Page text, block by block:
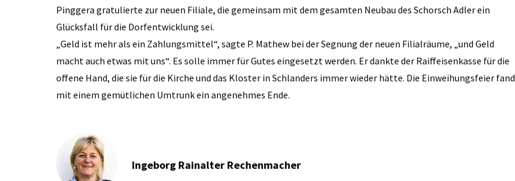
Pinggera gratulierte zur neuen Filiale, die gemeinsam mit dem gesamten Neubau des Schorsch Adler ein
Glücksfall für die Dorfentwicklung sei.
„Geld ist mehr als ein Zahlungsmittel“, sagte P. Mathew bei der Segnung der neuen Filialräume, „und Geld
macht auch etwas mit uns“. Es solle immer für Gutes eingesetzt werden. Er dankte der Raiffeisenkasse für die
offene Hand, die sie für die Kirche und das Kloster in Schlanders immer wieder hätte. Die Einweihungsfeier fand
mit einem gemütlichen Umtrunk ein angenehmes Ende.
Ingeborg Rainalter Rechenmacher